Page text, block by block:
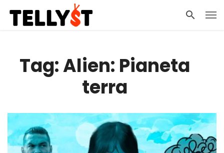
Tag: Alien: Pianeta
terra